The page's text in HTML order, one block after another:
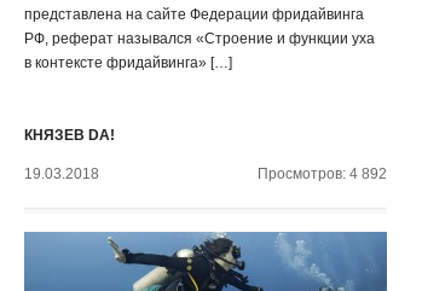
представлена на сайте Федерации фридайвинга
РФ, реферат назывался «Строение и функции уха
в контексте фридайвинга» […]
КНЯЗЕВ DA!
19.03.2018 Просмотров: 4 892